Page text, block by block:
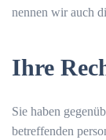
nennen wir auch
Ihre
Sie haben
betreffenden